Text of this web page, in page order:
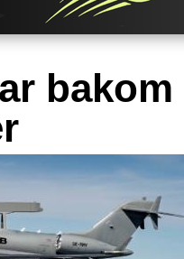
bakom